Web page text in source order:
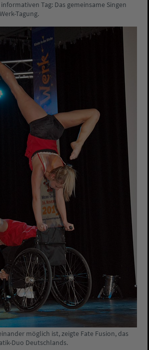
Tag: Das gemeinsame Singen
Tagung.
möglich ist, zeigte Fate Fusion, das
Duo Deutschlands.